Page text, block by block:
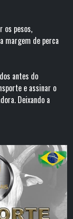
os pesos,
margem de perca
antes do
e assinar o
Deixando a